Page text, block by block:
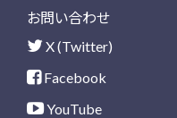
お問い合わせ
X (Twitter)
Facebook
YouTube